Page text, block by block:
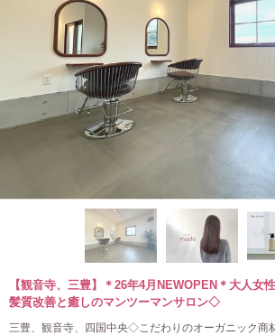
【観音寺、三豊】＊26年4月NEWOPEN＊大人女
髪質改善と癒しのマンツーマンサロン◇
三豊、観音寺、四国中央◇こだわりのオーガニック商